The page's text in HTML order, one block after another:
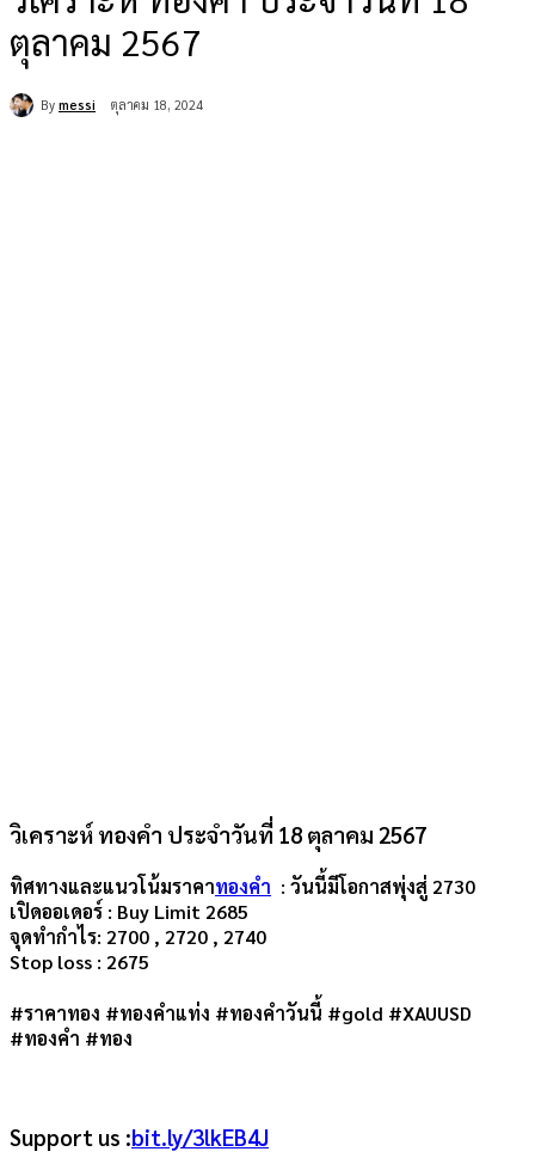
ตุลาคม 2567
By messi ตุลาคม 18, 2024
วิเคราะห์ ทองคำ ประจำวันที่ 18 ตุลาคม 2567
ทิศทางและแนวโน้มราคาทองคำ : วันนี้มีโอกาสพุ่งสู่ 2730
เปิดออเดอร์ : Buy Limit 2685
จุดทำกำไร: 2700 , 2720 , 2740
Stop loss : 2675
#ราคาทอง #ทองคำแท่ง #ทองคำวันนี้ #gold #XAUUSD
#ทองคำ #ทอง
Support us :bit.ly/3lkEB4J